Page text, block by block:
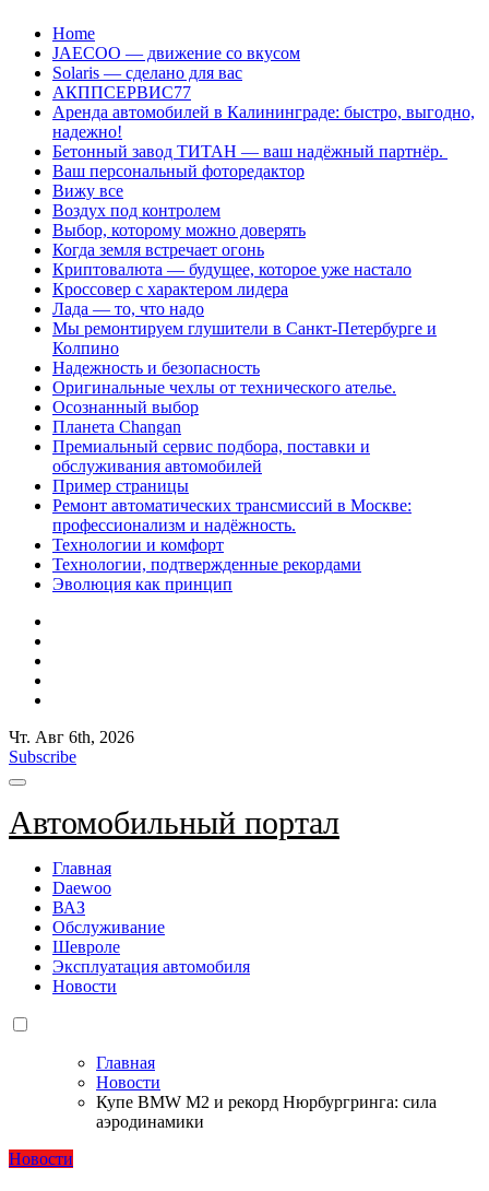
Перейти
содержанию
Home
JAECOO — движение со вкусом
Solaris — сделано для вас
АКППСЕРВИС77
Аренда автомобилей в Калининграде: быстро, выгодно,
надежно!
Бетонный завод ТИТАН — ваш надёжный партнёр.
Ваш персональный фоторедактор
Вижу все
Воздух под контролем
Выбор, которому можно доверять
Когда земля встречает огонь
Криптовалюта — будущее, которое уже настало
Кроссовер с характером лидера
Лада — то, что надо
Мы ремонтируем глушители в Санкт-Петербурге и
Колпино
Надежность и безопасность
Оригинальные чехлы от технического ателье.
Осознанный выбор
Планета Changan
Премиальный сервис подбора, поставки и
обслуживания автомобилей
Пример страницы
Ремонт автоматических трансмиссий в Москве:
профессионализм и надёжность.
Технологии и комфорт
Технологии, подтвержденные рекордами
Эволюция как принцип
Чт. Авг 6th, 2026
Subscribe
Автомобильный портал
Главная
Daewoo
ВАЗ
Обслуживание
Шевроле
Эксплуатация автомобиля
Новости
Главная
Новости
Купе BMW M2 и рекорд Нюрбургринга: сила
аэродинамики
Новости